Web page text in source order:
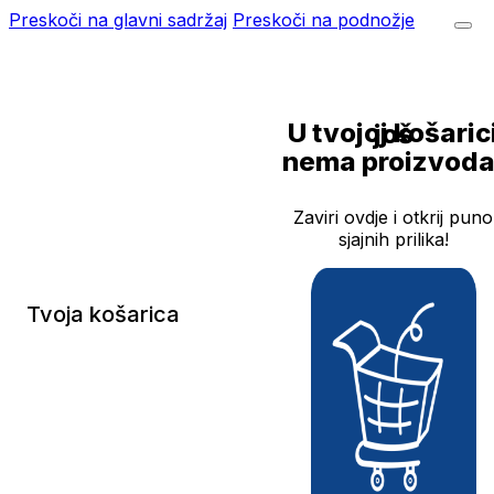
Preskoči na glavni sadržaj Preskoči na podnožje
Tvoja košarica
U tvojoj košarici još
nema
Zaviri ovdje i otkrij puno
sjajnih prilika!